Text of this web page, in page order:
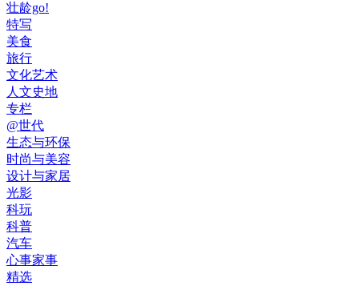
壮龄go!
特写
美食
旅行
文化艺术
人文史地
专栏
@世代
生态与环保
时尚与美容
设计与家居
光影
科玩
科普
汽车
心事家事
精选